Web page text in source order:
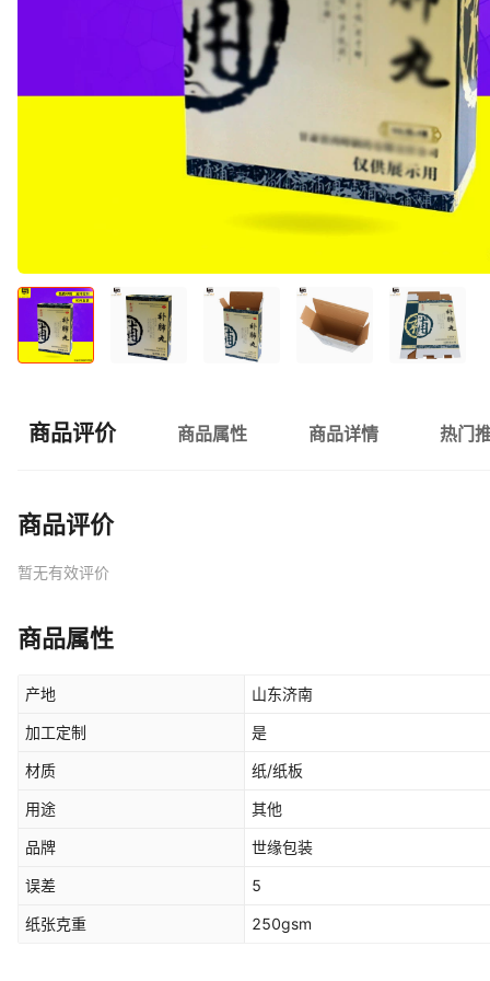
商品评价 商品属性 商品详情 热门
商品评价
暂无有效评价
商品属性
产地 山东济南
加工定制 是
材质 纸/纸板
用途 其他
品牌 世缘包装
误差 5
纸张克重 250gsm